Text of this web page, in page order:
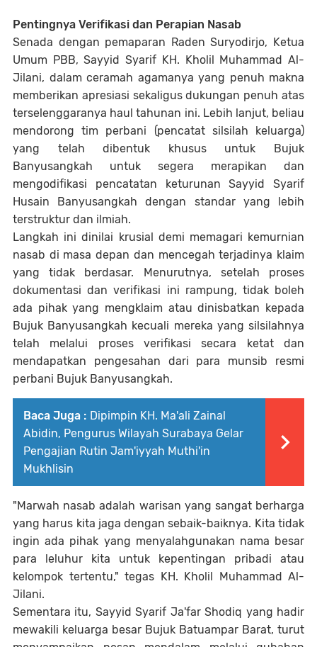
Pentingnya Verifikasi dan Perapian Nasab
Senada dengan pemaparan Raden Suryodirjo, Ketua
Umum PBB, Sayyid Syarif KH. Kholil Muhammad Al-
Jilani, dalam ceramah agamanya yang penuh makna
memberikan apresiasi sekaligus dukungan penuh atas
terselenggaranya haul tahunan ini. Lebih lanjut, beliau
mendorong tim perbani (pencatat silsilah keluarga)
yang telah dibentuk khusus untuk Bujuk
Banyusangkah untuk segera merapikan dan
mengodifikasi pencatatan keturunan Sayyid Syarif
Husain Banyusangkah dengan standar yang lebih
terstruktur dan ilmiah.
Langkah ini dinilai krusial demi memagari kemurnian
nasab di masa depan dan mencegah terjadinya klaim
yang tidak berdasar. Menurutnya, setelah proses
dokumentasi dan verifikasi ini rampung, tidak boleh
ada pihak yang mengklaim atau dinisbatkan kepada
Bujuk Banyusangkah kecuali mereka yang silsilahnya
telah melalui proses verifikasi secara ketat dan
mendapatkan pengesahan dari para munsib resmi
perbani Bujuk Banyusangkah.
Baca Juga : Dipimpin KH. Ma'ali Zainal
Abidin, Pengurus Wilayah Surabaya Gelar
Pengajian Rutin Jam'iyyah Muthi'in
Mukhlisin
"Marwah nasab adalah warisan yang sangat berharga
yang harus kita jaga dengan sebaik-baiknya. Kita tidak
ingin ada pihak yang menyalahgunakan nama besar
para leluhur kita untuk kepentingan pribadi atau
kelompok tertentu," tegas KH. Kholil Muhammad Al-
Jilani.
Sementara itu, Sayyid Syarif Ja'far Shodiq yang hadir
mewakili keluarga besar Bujuk Batuampar Barat, turut